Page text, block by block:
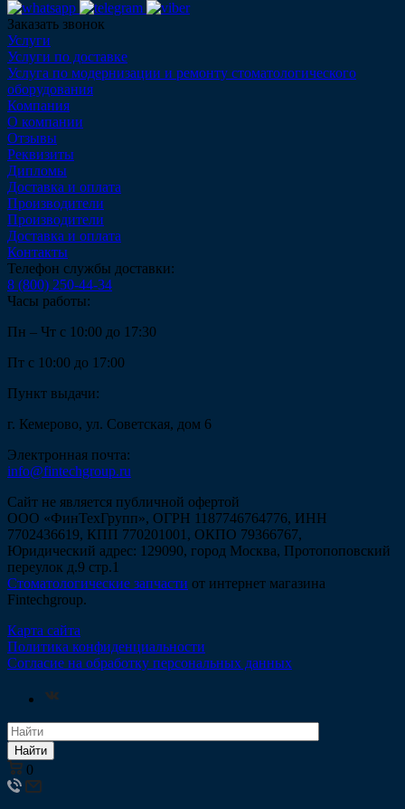
Заказать звонок
Услуги
Услуги по доставке
Услуга по модернизации и ремонту стоматологического
оборудования
Компания
О компании
Отзывы
Реквизиты
Дипломы
Доставка и оплата
Производители
Производители
Доставка и оплата
Контакты
Телефон службы доставки:
8 (800) 250-44-34
Часы работы:
Пн – Чт с 10:00 до 17:30
Пт с 10:00 до 17:00
Пункт выдачи:
г. Кемерово, ул. Советская, дом 6
Электронная почта:
info@fintechgroup.ru
Сайт не является публичной офертой
ООО «ФинТехГрупп», ОГРН 1187746764776, ИНН
7702436619, КПП 770201001, ОКПО 79366767,
Юридический адрес: 129090, город Москва, Протопоповский
переулок д.9 стр.1
Стоматологические запчасти от интернет магазина
Fintechgroup.
Карта сайта
Политика конфиденциальности
Согласие на обработку персональных данных
Найти
0